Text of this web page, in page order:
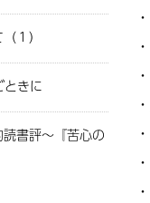
・
・
・
・
・
・
・
１）
ときに
書評～『苦心の